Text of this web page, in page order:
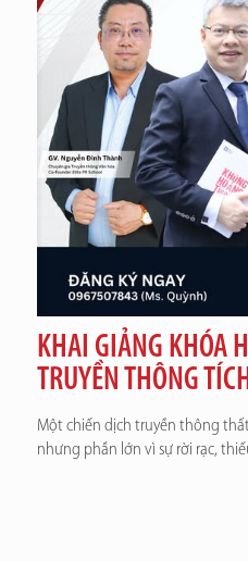
KHAI GIẢNG KHÓA
TRUYỀN THÔNG
Một chiến dịch truyền thông
nhưng phần lớn vì sự rời rạc,